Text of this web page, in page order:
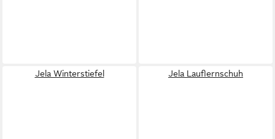
Jela Winterstiefel Jela Lauflernschuh